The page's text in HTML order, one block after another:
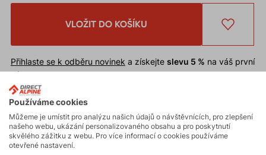
VLOŽIT DO KOŠÍKU
Přihlaste se k odběru novinek a získejte slevu 5 % na váš první
nákup.
Chceteslevu 10 %
shop.
Slevu nelze uplatnitna již zlevněné zboží.
* Sleva je podmíněna schválením odběru novinek při registraci.
Používáme cookies
Můžeme je umístit pro analýzu našich údajů o návštěvnících, pro zlepšení
našeho webu, ukázání personalizovaného obsahu a pro poskytnutí
skvělého zážitku z webu. Pro více informací o cookies používáme
otevřené nastavení.